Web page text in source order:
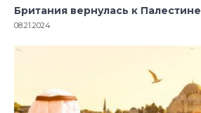
Британия вернулась к Палестине
08.21.2024